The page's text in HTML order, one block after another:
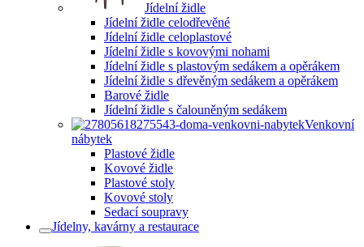
Jídelní židle
Jídelní židle celodřevěné
Jídelní židle celoplastové
Jídelní židle s kovovými nohami
Jídelní židle s plastovým sedákem a opěrákem
Jídelní židle s dřevěným sedákem a opěrákem
Barové židle
Jídelní židle s čalouněným sedákem
Venkovní
nábytek
Plastové židle
Kovové židle
Plastové stoly
Kovové stoly
Sedací soupravy
Jídelny, kavárny a restaurace